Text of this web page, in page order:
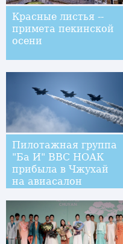
Красные листья --
примета пекинской
осени
Пилотажная группа
"Ба И" ВВС НОАК
прибыла в Чжухай
на авиасалон